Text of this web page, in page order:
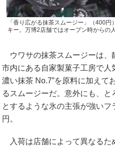
「香り広がる抹茶スムージー」（400
キー。万博2店舗ではオープン時からの
ウワサの抹茶スムージーは、
市内にある自家製菓子工房で人
濃い抹茶 No.7”を原料に加えて
るスムージーだ。意外にも、
とするような氷の主張が強い
円。
入荷は店舗によって異なるた